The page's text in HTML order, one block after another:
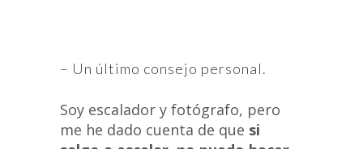
– Un último consejo personal.
Soy escalador y fotógrafo, pero
me he dado cuenta de que si